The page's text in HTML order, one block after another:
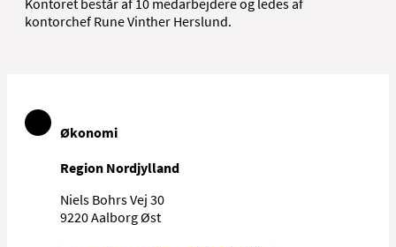
Kontoret består af 10 medarbejdere og ledes af
kontorchef Rune Vinther Herslund.
Økonomi
Region Nordjylland
Niels Bohrs Vej 30
9220 Aalborg Øst